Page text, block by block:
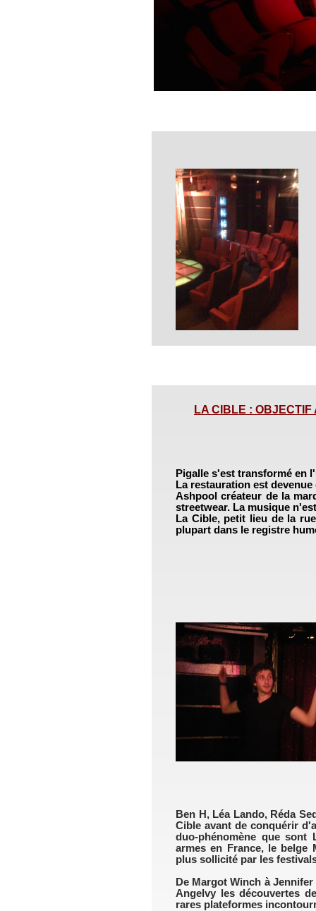
LA CIBLE :
Pigalle s'est transformé en
La restauration est
Ashpool créateur de la
streetwear. La musique
La Cible, petit lieu de la
plupart dans le registre
Ben H, Léa Lando, Réda
Cible avant de conquérir
duo-phénomène que
armes en France, le belge
plus sollicité par les
De Margot Winch à
Angelvy les découvertes
rares plateformes